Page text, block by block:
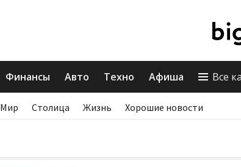
Финансы Авто Техно Афиша Все
Мир Столица Жизнь Хорошие новости